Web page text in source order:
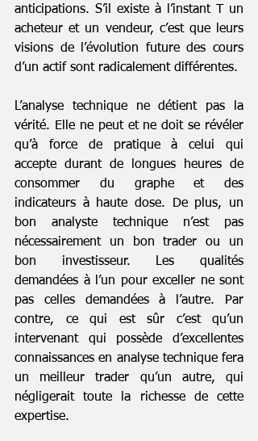
anticipations. S’il existe à l’instant T un
acheteur et un vendeur, c’est que leurs
visions de l’évolution future des cours
d’un actif sont radicalement différentes.
L’analyse technique ne détient pas la
vérité. Elle ne peut et ne doit se révéler
qu’à force de pratique à celui qui
accepte durant de longues heures de
consommer du graphe et des
indicateurs à haute dose. De plus, un
bon analyste technique n’est pas
nécessairement un bon trader ou un
bon investisseur. Les qualités
demandées à l’un pour exceller ne sont
pas celles demandées à l’autre. Par
contre, ce qui est sûr c’est qu’un
intervenant qui possède d’excellentes
connaissances en analyse technique fera
un meilleur trader qu’un autre, qui
négligerait toute la richesse de cette
expertise.